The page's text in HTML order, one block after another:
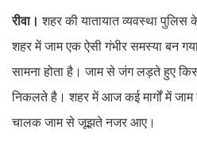
रीवा।शहर की यातायात व्यवस्था
शहर में जाम एक ऐसी गंभीर समस्या बन
सामना होता है। जाम से जंग लड़ते हुए
निकलते है। शहर में आज कई मार्गों में जाम
चालक जाम से जूझते नजर आए।